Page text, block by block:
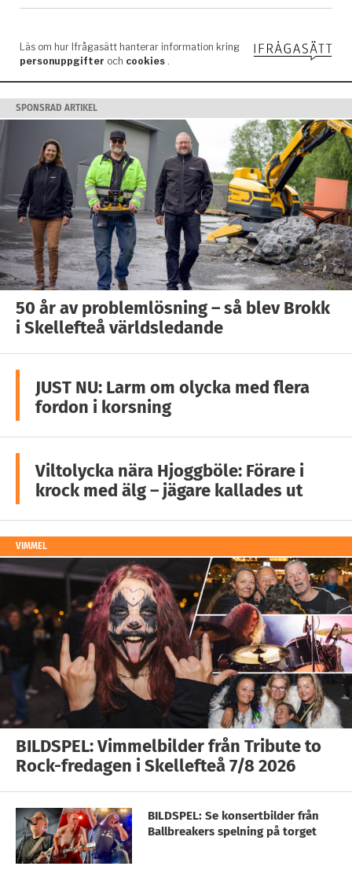
SPONSRAD ARTIKEL
50 år av problemlösning – så blev Brokk
i Skellefteå världsledande
JUST NU: Larm om olycka med flera
fordon i korsning
Viltolycka nära Hjoggböle: Förare i
krock med älg – jägare kallades ut
VIMMEL
BILDSPEL: Vimmelbilder från Tribute to
Rock-fredagen i Skellefteå 7/8 2026
BILDSPEL: Se konsertbilder från
Ballbreakers spelning på torget